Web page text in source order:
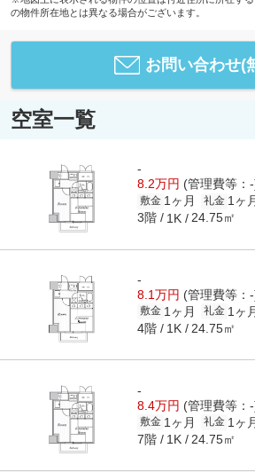
の物件所在地とは異なる場合がございます。
お問い合わせ(
空室一覧
-
8.2万円 (管理費等：
敷金 1ヶ月 礼金 1ヶ
3階 1K 24.75㎡
-
8.1万円 (管理費等：
敷金 1ヶ月 礼金 1ヶ
4階 1K 24.75㎡
-
8.4万円 (管理費等：
敷金 1ヶ月 礼金 1ヶ
7階 1K 24.75㎡